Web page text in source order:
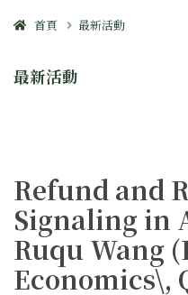
首頁 最新活動
最新活動
Refund and
Signaling in
Ruqu Wang
Economics\,